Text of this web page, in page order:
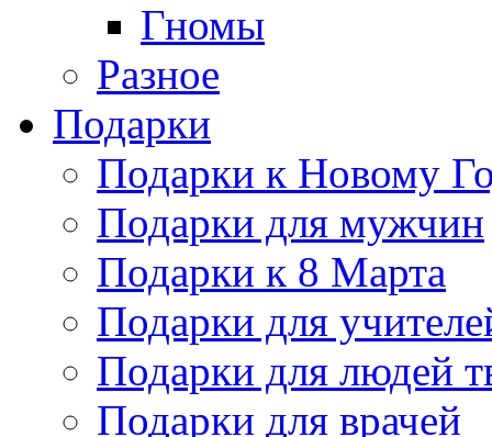
Гномы
Разное
Подарки
Подарки к Новому
Подарки для мужчин
Подарки к 8 Марта
Подарки для
Подарки для людей
Подарки для врачей